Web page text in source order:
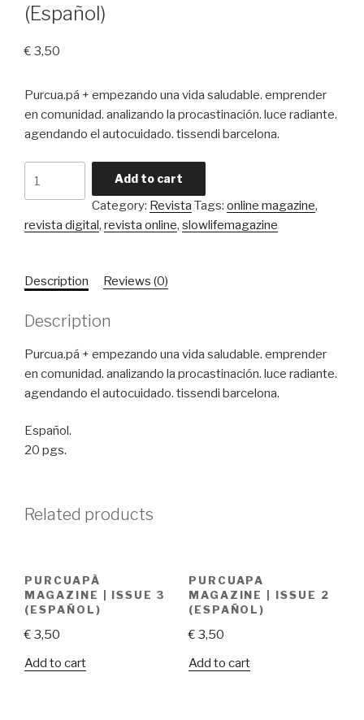
(Español)
€ 3,50
Purcua.pá + empezando una vida saludable. emprender
en comunidad. analizando la procastinación. luce radiante.
agendando el autocuidado. tissendi barcelona.
MAGAZINE
ISSUE
quantity
Add to cart
Category: Revista Tags: online magazine,
revista digital, revista online, slowlifemagazine
Description Reviews (0)
Description
Purcua.pá + empezando una vida saludable. emprender
en comunidad. analizando la procastinación. luce radiante.
agendando el autocuidado. tissendi barcelona.
Español.
20 pgs.
Related products
PURCUAPÀ
MAGAZINE | ISSUE 3
(ESPAÑOL)
€ 3,50
Add to cart
PURCUAPA
MAGAZINE | ISSUE 2
(ESPAÑOL)
€ 3,50
Add to cart